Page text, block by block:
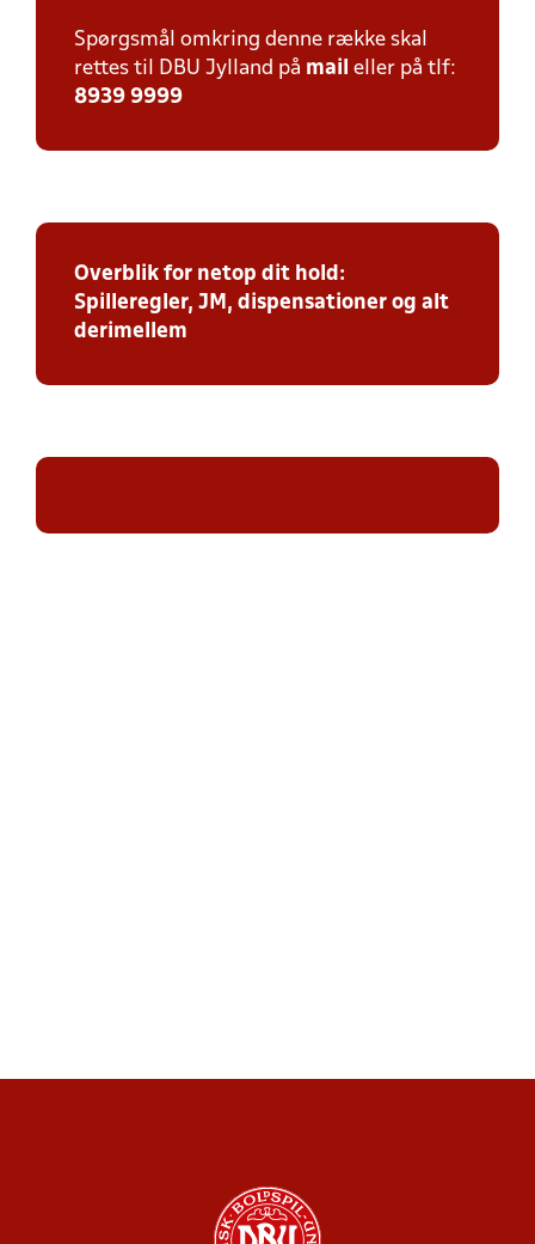
Spørgsmål omkring denne række skal
rettes til DBU Jylland på mail eller på tlf:
8939 9999
Overblik for netop dit hold:
Spilleregler, JM, dispensationer og alt
derimellem